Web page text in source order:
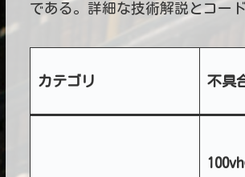
である。詳細な技術解説とコー
カテゴリ 不具